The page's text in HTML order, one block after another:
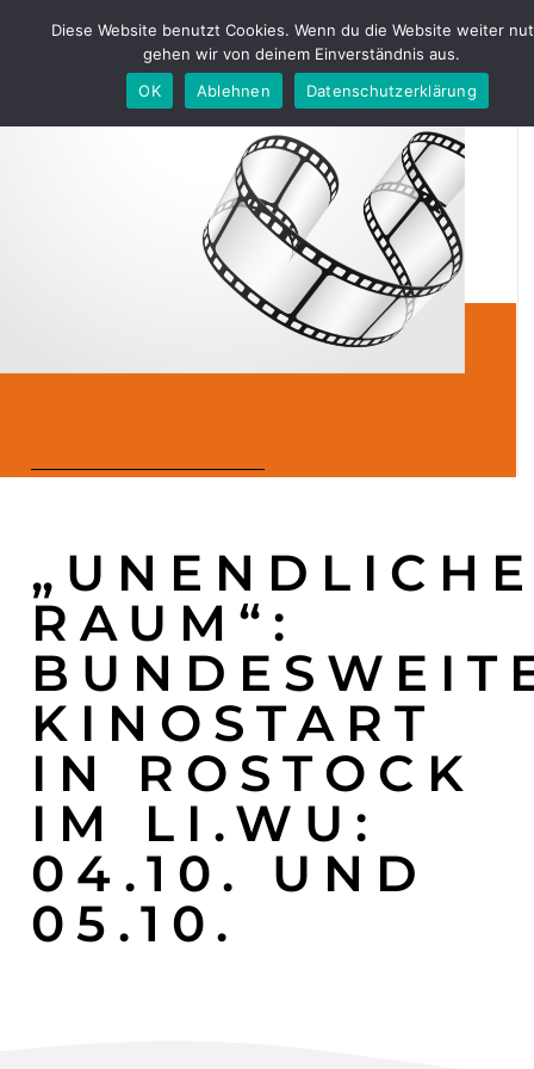
RAUM“:
KINOSTART
IN ROSTOCK
IM LI.WU:
04.10. UND
05.10.
Diese Website benutzt Cookies. Wenn du die Website weiter
gehen wir von deinem Einverständnis aus.
OK
Ablehnen Datenschutzerklärung